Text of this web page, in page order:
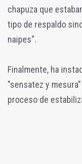
chapuza que
tipo de respaldo
naipes".
Finalmente, ha
"sensatez y
proceso de